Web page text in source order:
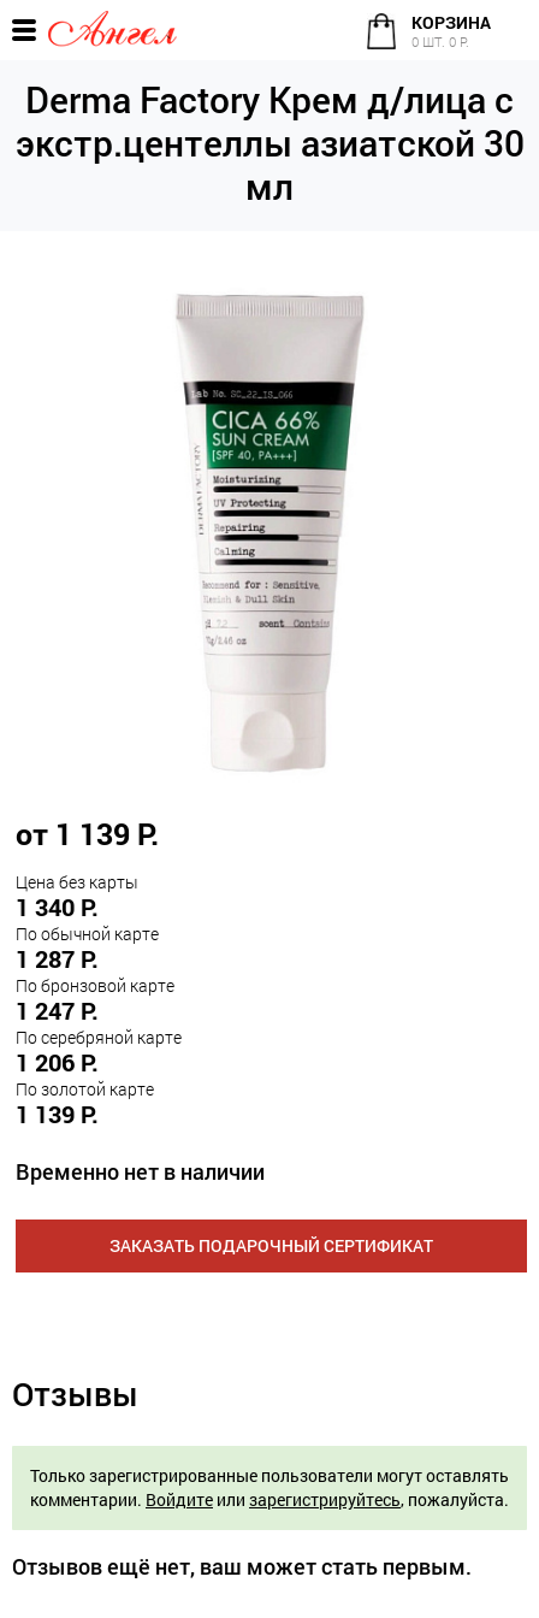
КОРЗИНА
0 ШТ. 0 Р.
Derma Factory Крем д/лица с
экстр.центеллы азиатской 30
мл
от 1 139 Р.
Цена без карты
1 340 Р.
По обычной карте
1 287 Р.
По бронзовой карте
1 247 Р.
По серебряной карте
1 206 Р.
По золотой карте
1 139 Р.
Временно нет в наличии
ЗАКАЗАТЬ ПОДАРОЧНЫЙ СЕРТИФИКАТ
Отзывы
Только зарегистрированные пользователи могут оставлять
комментарии. Войдите или зарегистрируйтесь, пожалуйста.
Отзывов ещё нет, ваш может стать первым.